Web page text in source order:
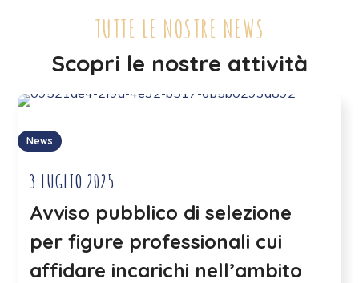
TUTTE LE NOSTRE NEWS
Scopri le nostre attività
News
3 LUGLIO 2025
Avviso pubblico di selezione
per figure professionali cui
affidare incarichi nell’ambito